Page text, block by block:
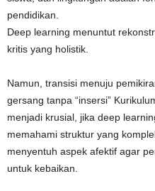
pendidikan.
Deep learning menuntut
kritis yang holistik.
Namun, transisi menuju
gersang tanpa “insersi”
menjadi krusial, jika deep
memahami struktur yang
menyentuh aspek afektif agar
untuk kebaikan.